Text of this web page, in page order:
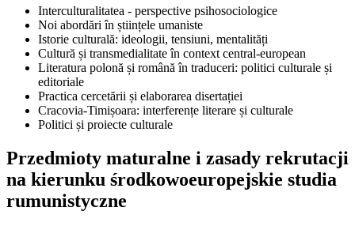
Interculturalitatea - perspective psihosociologice
Noi abordări în științele umaniste
Istorie culturală: ideologii, tensiuni, mentalități
Cultură și transmedialitate în context central-european
Literatura polonă și română în traduceri: politici culturale și
editoriale
Practica cercetării și elaborarea disertației
Cracovia-Timișoara: interferențe literare și culturale
Politici și proiecte culturale
Przedmioty maturalne i zasady rekrutacji
na kierunku środkowoeuropejskie studia
rumunistyczne